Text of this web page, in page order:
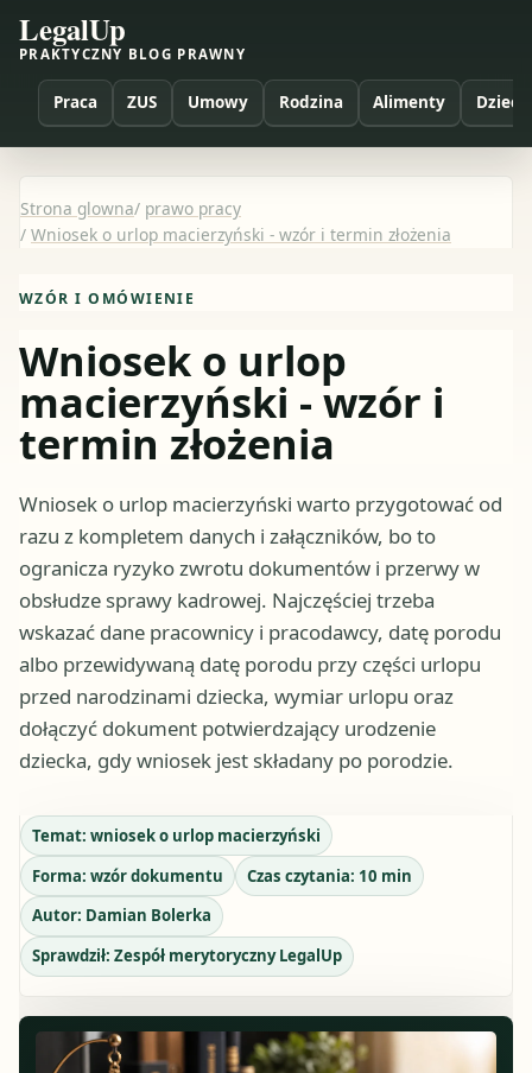
LegalUp
PRAKTYCZNY BLOG PRAWNY
Praca ZUS Umowy Rodzina Alimenty Dzieci
Strona glowna/ prawo pracy
/ Wniosek o urlop macierzyński - wzór i termin złożenia
WZÓR I OMÓWIENIE
Wniosek o urlop
macierzyński - wzór i
termin złożenia
Wniosek o urlop macierzyński warto przygotować od
razu z kompletem danych i załączników, bo to
ogranicza ryzyko zwrotu dokumentów i przerwy w
obsłudze sprawy kadrowej. Najczęściej trzeba
wskazać dane pracownicy i pracodawcy, datę porodu
albo przewidywaną datę porodu przy części urlopu
przed narodzinami dziecka, wymiar urlopu oraz
dołączyć dokument potwierdzający urodzenie
dziecka, gdy wniosek jest składany po porodzie.
Temat: wniosek o urlop macierzyński
Forma: wzór dokumentu Czas czytania: 10 min
Autor: Damian Bolerka
Sprawdził: Zespół merytoryczny LegalUp